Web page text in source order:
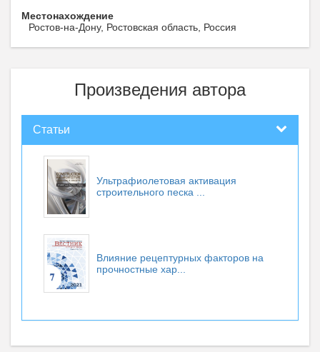
Местонахождение
Ростов-на-Дону, Ростовская область, Россия
Произведения автора
Статьи
Ультрафиолетовая активация
строительного песка ...
Влияние рецептурных факторов на
прочностные хар...